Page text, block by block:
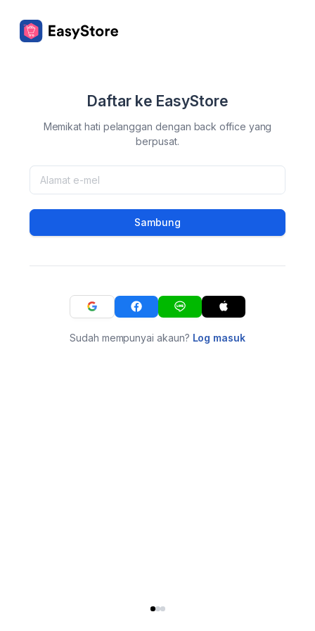
Daftar ke EasyStore
Memikat hati pelanggan dengan back office yang
berpusat.
Sambung
Sudah mempunyai akaun? Log masuk